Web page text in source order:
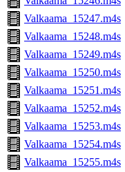
Valkaama_15247.m4s
Valkaama_15248.m4s
Valkaama_15249.m4s
Valkaama_15250.m4s
Valkaama_15251.m4s
Valkaama_15252.m4s
Valkaama_15253.m4s
Valkaama_15254.m4s
Valkaama_15255.m4s